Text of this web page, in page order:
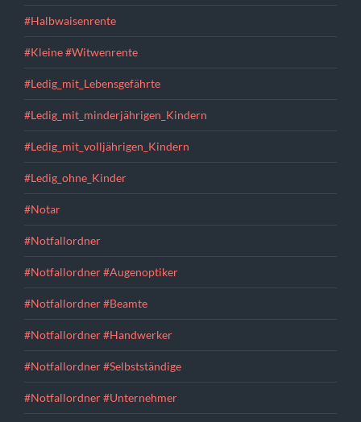
#Halbwaisenrente
#Kleine #Witwenrente
#Ledig_mit_Lebensgefährte
#Ledig_mit_minderjährigen_Kindern
#Ledig_mit_volljährigen_Kindern
#Ledig_ohne_Kinder
#Notar
#Notfallordner
#Notfallordner #Augenoptiker
#Notfallordner #Beamte
#Notfallordner #Handwerker
#Notfallordner #Selbstständige
#Notfallordner #Unternehmer